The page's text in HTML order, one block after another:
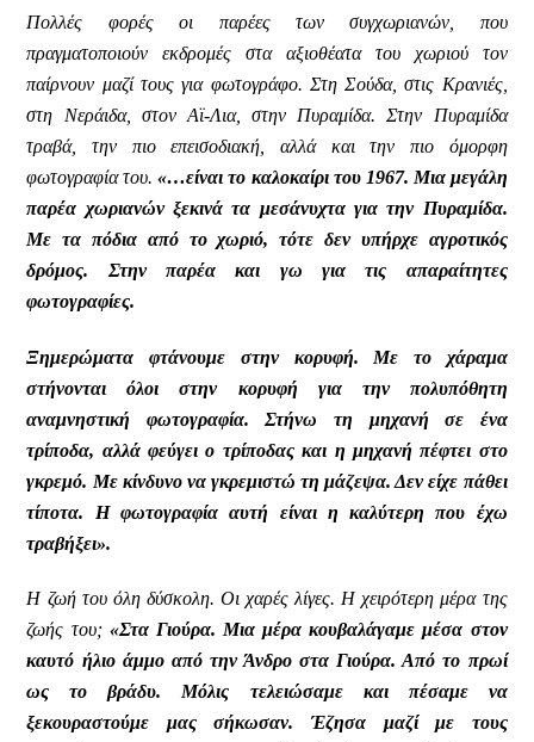
Πολλές φορές οι παρέες των συγχωριανών, που
πραγματοποιούν εκδρομές στα αξιοθέατα του χωριού τον
παίρνουν μαζί τους για φωτογράφο. Στη Σούδα, στις Κρανιές,
στη Νεράιδα, στον Αϊ-Λια, στην Πυραμίδα. Στην Πυραμίδα
τραβά, την πιο επεισοδιακή, αλλά και την πιο όμορφη
φωτογραφία του. «…είναι το καλοκαίρι του 1967. Μια μεγάλη
παρέα χωριανών ξεκινά τα μεσάνυχτα για την Πυραμίδα.
Με τα πόδια από το χωριό, τότε δεν υπήρχε αγροτικός
δρόμος. Στην παρέα και γω για τις απαραίτητες
φωτογραφίες.
Ξημερώματα φτάνουμε στην κορυφή. Με το χάραμα
στήνονται όλοι στην κορυφή για την πολυπόθητη
αναμνηστική φωτογραφία. Στήνω τη μηχανή σε ένα
τρίποδα, αλλά φεύγει ο τρίποδας και η μηχανή πέφτει στο
γκρεμό. Με κίνδυνο να γκρεμιστώ τη μάζεψα. Δεν είχε πάθει
τίποτα. Η φωτογραφία αυτή είναι η καλύτερη που έχω
τραβήξει».
Η ζωή του όλη δύσκολη. Οι χαρές λίγες. Η χειρότερη μέρα της
ζωής του;«Στα Γιούρα. Μια μέρα κουβαλάγαμε μέσα στον
καυτό ήλιο άμμο από την Άνδρο στα Γιούρα. Από το πρωί
ως το βράδυ. Μόλις τελειώσαμε και πέσαμε να
ξεκουραστούμε μας σήκωσαν. Έζησα μαζί με τους